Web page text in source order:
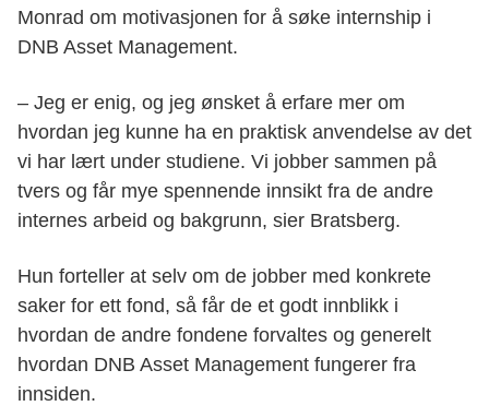
Monrad om motivasjonen for å søke internship i
DNB Asset Management.
– Jeg er enig, og jeg ønsket å erfare mer om
hvordan jeg kunne ha en praktisk anvendelse av det
vi har lært under studiene. Vi jobber sammen på
tvers og får mye spennende innsikt fra de andre
internes arbeid og bakgrunn, sier Bratsberg.
Hun forteller at selv om de jobber med konkrete
saker for ett fond, så får de et godt innblikk i
hvordan de andre fondene forvaltes og generelt
hvordan DNB Asset Management fungerer fra
innsiden.